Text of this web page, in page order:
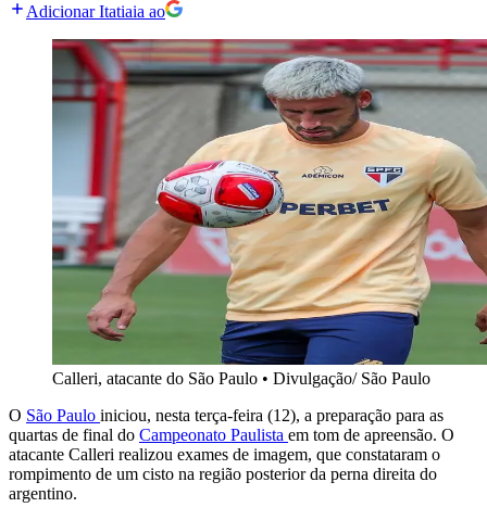
Adicionar Itatiaia ao
Calleri, atacante do São Paulo • Divulgação/ São Paulo
O São Paulo iniciou, nesta terça-feira (12), a preparação para as
quartas de final do Campeonato Paulista em tom de apreensão. O
atacante Calleri realizou exames de imagem, que constataram o
rompimento de um cisto na região posterior da perna direita do
argentino.